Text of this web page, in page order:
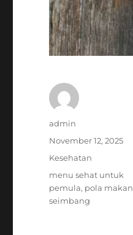
Author
admin
Posted
November 12, 2025
Categories
Kesehatan
Tags
menu sehat untuk
pemula, pola makan
seimbang